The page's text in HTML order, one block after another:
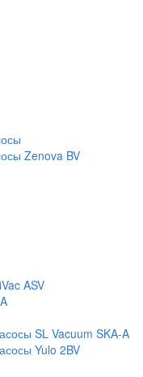
Zenova BV
ASV
SL Vacuum SKA-A
Yulo 2BV